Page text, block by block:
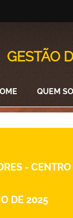
GESTÃO
QUEM
-
DE 2025